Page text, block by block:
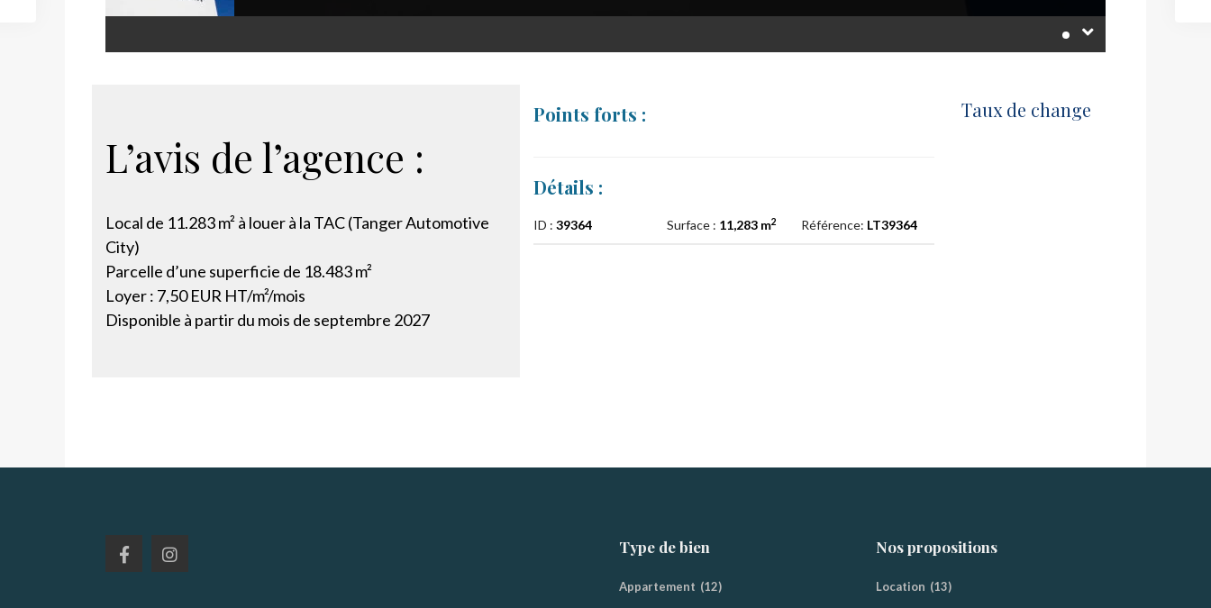
L’avis de l’agence :
Local de 11.283 m² à louer à la TAC (Tanger Automotive
City)
Parcelle d’une superficie de 18.483 m²
Loyer : 7,50 EUR HT/m²/mois
Disponible à partir du mois de septembre 2027
Points forts :
Détails :
ID : 39364 Surface : 11,283 m2 Référence: LT39364
Taux de change
Type de bien
Appartement (12)
Nos propositions
Location (13)